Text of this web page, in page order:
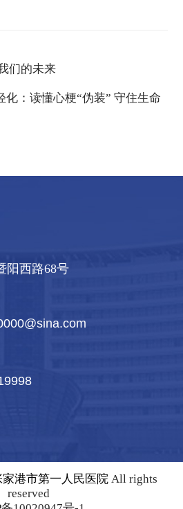
们的未来
化：读懂心梗“伪装” 守住生命
阳西路68号
港市第一人民医院 All rights
reserved